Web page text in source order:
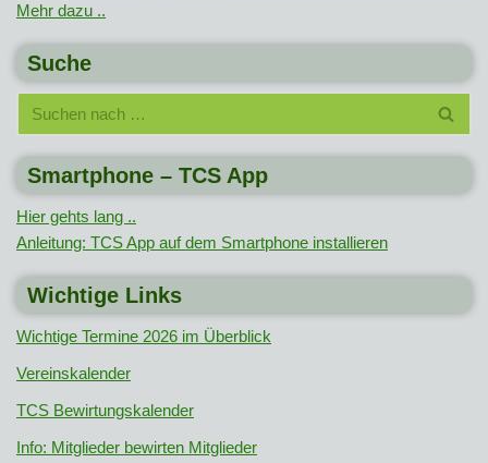
Mehr dazu ..
Suche
Smartphone – TCS App
Hier gehts lang ..
Anleitung: TCS App auf dem Smartphone installieren
Wichtige Links
Wichtige Termine 2026 im Überblick
Vereinskalender
TCS Bewirtungskalender
Info: Mitglieder bewirten Mitglieder